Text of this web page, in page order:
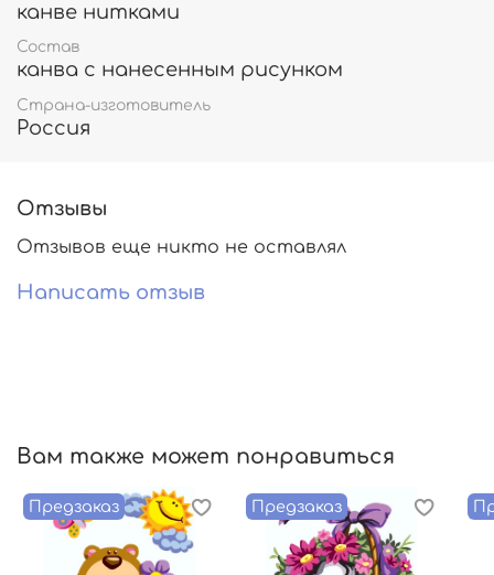
канве нитками
Состав
канва с нанесенным рисунком
Страна-изготовитель
Россия
Отзывы
Отзывов еще никто не оставлял
Написать отзыв
Вам также может понравиться
Предзаказ Предзаказ